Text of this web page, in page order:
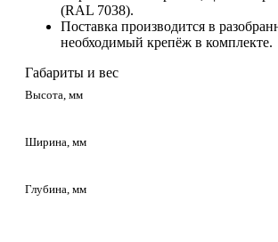
(RAL 7038).
Поставка производится в
необходимый крепёж в комплекте.
Габариты и вес
Высота, мм
Ширина, мм
Глубина, мм